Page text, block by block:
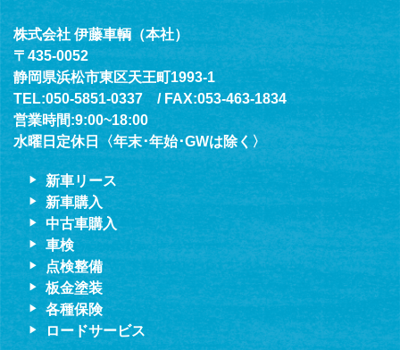
株式会社 伊藤車輌（本社）
〒435-0052
静岡県浜松市東区天王町1993-1
TEL:050-5851-0337 / FAX:053-463-1834
営業時間:9:00~18:00
水曜日定休日〈年末･年始･GWは除く〉
新車リース
新車購入
中古車購入
車検
点検整備
板金塗装
各種保険
ロードサービス